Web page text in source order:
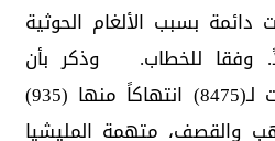
دائمة بسبب الألغام الحوثية
(397) طفلاً. وفقا للخطاب. وذكر بأن
الممتلكات العامة تعرضت لـ(8475) انتهاكاً منها (935)
والقصف، متهمة المليشيا